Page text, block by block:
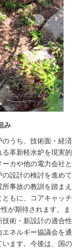
み
うち、技術面・経済
革新軽水炉を現実的
カや他の電力会社と
設計の検討を進めて
事故の教訓を踏まえ
もに、コアキャッチ
が期待されます。ま
術・新設計の適合性
ネルギー協議会を通
います。今後は、国の